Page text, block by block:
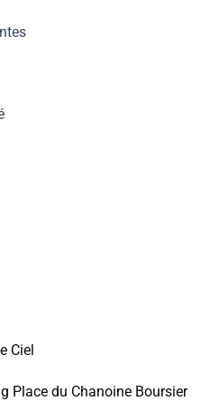
Ciel
Place du Chanoine Boursier